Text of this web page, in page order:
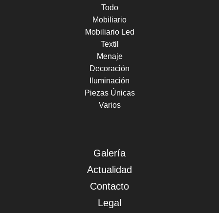
Todo
Mobiliario
Mobiliario Led
Textil
Menaje
Decoración
Iluminación
Piezas Únicas
Varios
Galería
Actualidad
Contacto
Legal